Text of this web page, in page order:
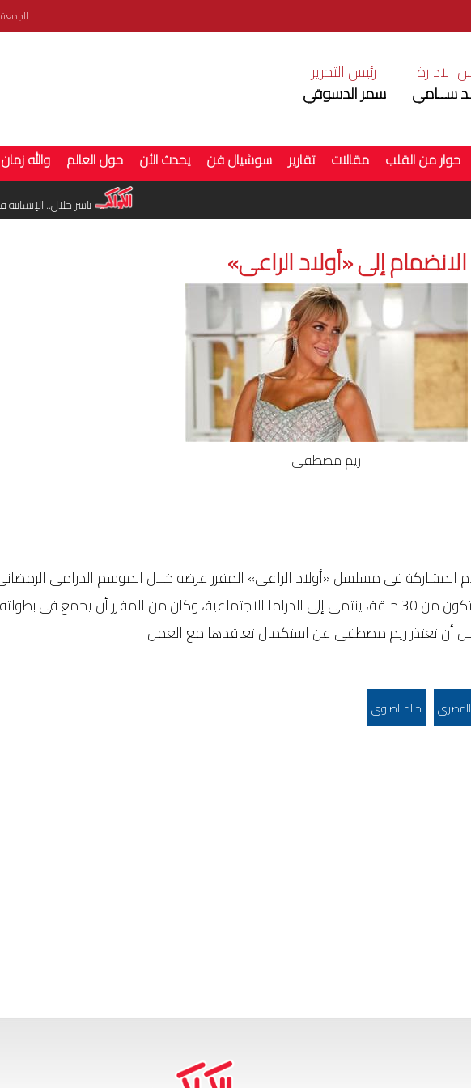
الجمعة 7 اغسطس 2026
ســامي
رئيس التحرير
سمر الدسوقي
حوار من القلب مقالات تقارير سوشيال فن يحدث الأن حول العالم والله زمان
ياسر جلال.. الإنسانية قبلانطلاق تصوير «فرصة سعيدة».. وعودة أحمد مكي إلى السينما
إلى «أولاد الراعى»
ريم مصطفى
المشاركة فى مسلسل «أولاد الراعى» المقرر عرضه خلال الموسم الدرامى
2026. المسلسل، الذى كتبه ريمون مقار ويتكون من 30 حلقة، ينتمى إلى الدراما الاجتماعية، وكان من المقرر أن يجمع فى
أن تعتذر ريم مصطفى عن استكمال تعاقدها مع العمل.
خالد الصاوى